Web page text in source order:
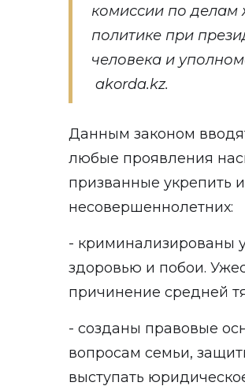
комиссии по
политике при
человека и
akorda.kz.
Данным законом
любые проявления
призванные укрепить
несовершеннолетних:
- криминализированы
здоровью и побои.
причинение средней
- созданы правовые
вопросам семьи,
выступать